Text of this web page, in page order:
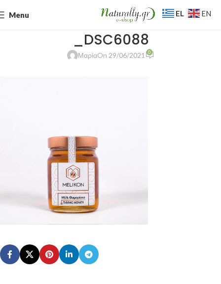
Menu
_DSC6088
ΜαρίαOn 29/06/2021 0
EL EN